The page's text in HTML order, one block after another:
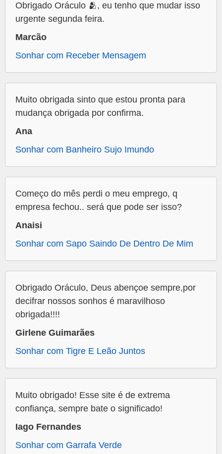
Obrigado Oráculo 🫂, eu tenho que mudar isso
urgente segunda feira.
Marcão
Sonhar com Receber Mensagem
Muito obrigada sinto que estou pronta para
mudança obrigada por confirma.
Ana
Sonhar com Banheiro Sujo Imundo
Começo do mês perdi o meu emprego, q
empresa fechou.. será que pode ser isso?
Anaisi
Sonhar com Sapo Saindo De Dentro De Mim
Obrigado Oráculo, Deus abençoe sempre,por
decifrar nossos sonhos é maravilhoso
obrigada!!!!
Girlene Guimarães
Sonhar com Tigre E Leão Juntos
Muito obrigado! Esse site é de extrema
confiança, sempre bate o significado!
Iago Fernandes
Sonhar com Garrafa Verde